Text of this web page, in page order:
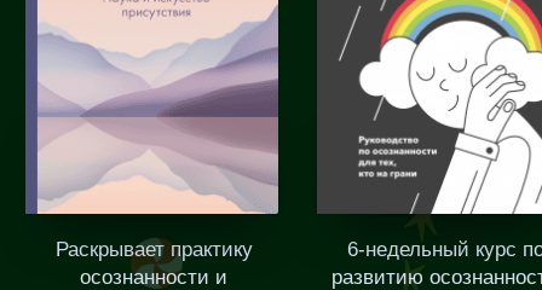
Раскрывает практику
осознанности и
6-недельный курс
развитию